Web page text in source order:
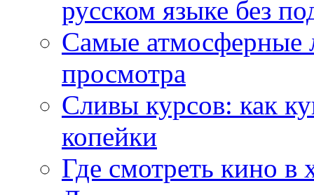
русском языке без
Самые атмосферные
просмотра
Сливы курсов: как
копейки
Где смотреть кино в